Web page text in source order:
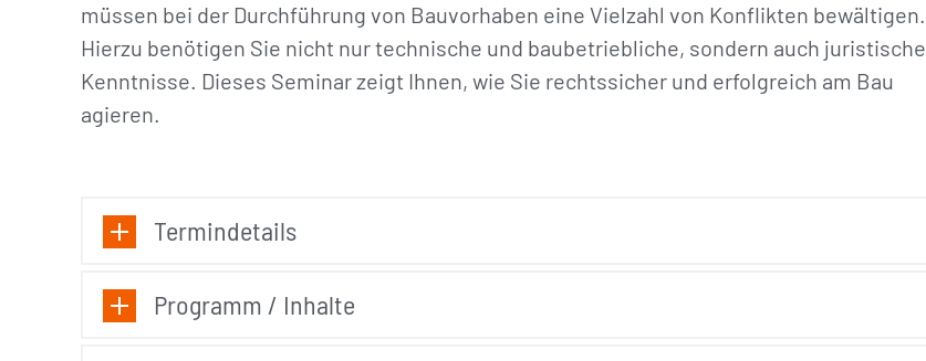
müssen bei der Durchführung von Bauvorhaben eine Vielzahl von Konflikten bewältigen.
Hierzu benötigen Sie nicht nur technische und baubetriebliche, sondern auch juristische
Kenntnisse. Dieses Seminar zeigt Ihnen, wie Sie rechtssicher und erfolgreich am Bau
agieren.
Termindetails
Programm / Inhalte